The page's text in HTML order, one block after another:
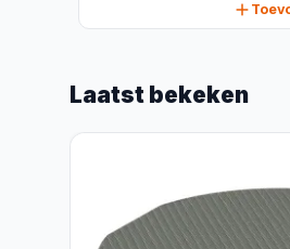
Laatst bekeken